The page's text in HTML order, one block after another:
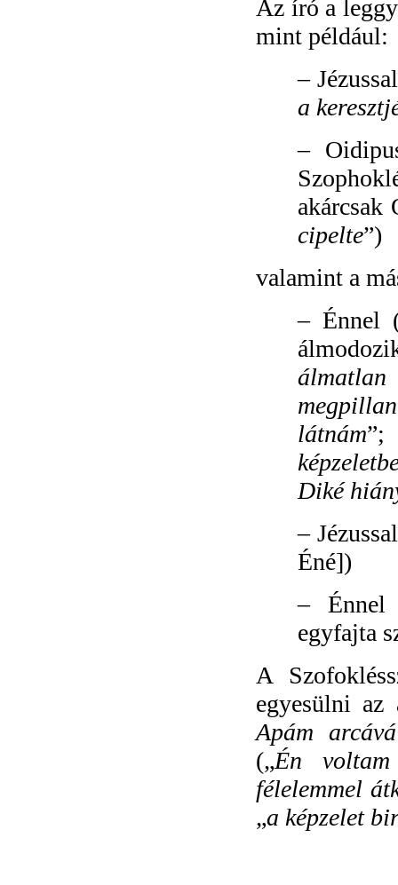
Az író a
mint például:
–
a
–
akárcsak
cipelte”)
valamint a
–Énnel
látnám”;
Diké
–
Éné])
–
egyfajta
A
egyesülni az
Apám
(„Én voltam
félelemmel
„a képzelet